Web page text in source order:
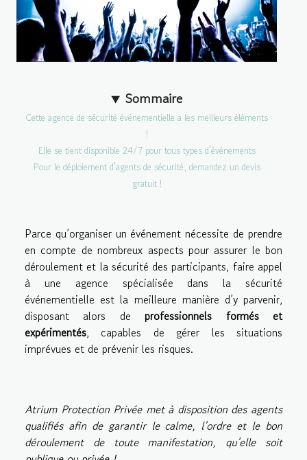
Sommaire
Cette agence de sécurité événementielle a les meilleurs éléments
!
Elle se tient disponible 24/7 pour tous types d'événements
Pour le déploiement d'agents de sécurité, demandez un devis
gratuit !
Parce qu’organiser un événement nécessite de prendre
en compte de nombreux aspects pour assurer le bon
déroulement et la sécurité des participants, faire appel
à une agence spécialisée dans la sécurité
événementielle est la meilleure manière d’y parvenir,
disposant alors deprofessionnels formés et
expérimentés, capables de gérer les situations
imprévues et de prévenir les risques.
Atrium Protection Privée met à disposition des agents
qualifiés afin de garantir le calme, l’ordre et le bon
déroulement de toute manifestation, qu’elle soit